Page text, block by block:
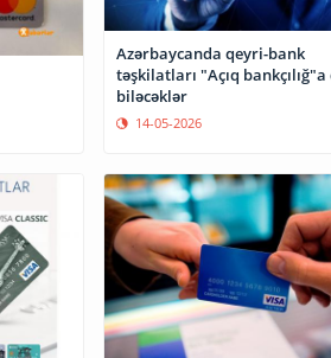
Azərbaycanda qeyri-bank
təşkilatları "Açıq
biləcəklər
14-05-2026